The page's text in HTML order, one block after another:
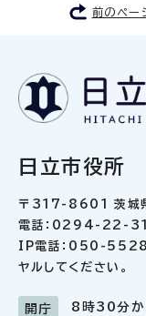
前のペー
日立市役所
〒317-8601 茨城
電話：0294-22-
IP電話：050-5528-
ヤルしてください。
開庁 8時30分